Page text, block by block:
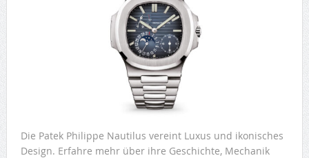
Die Patek Philippe Nautilus vereint Luxus und ikonisches
Design. Erfahre mehr über ihre Geschichte, Mechanik